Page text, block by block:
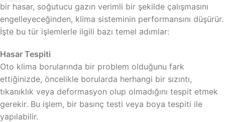
bir hasar, soğutucu gazın verimli bir şekilde çalışmasını
engelleyeceğinden, klima sisteminin performansını düşürür.
İşte bu tür işlemlerle ilgili bazı temel adımlar:
Hasar Tespiti
Oto klima borularında bir problem olduğunu fark
ettiğinizde, öncelikle borularda herhangi bir sızıntı,
tıkanıklık veya deformasyon olup olmadığını tespit etmek
gerekir. Bu işlem, bir basınç testi veya boya tespiti ile
yapılabilir.